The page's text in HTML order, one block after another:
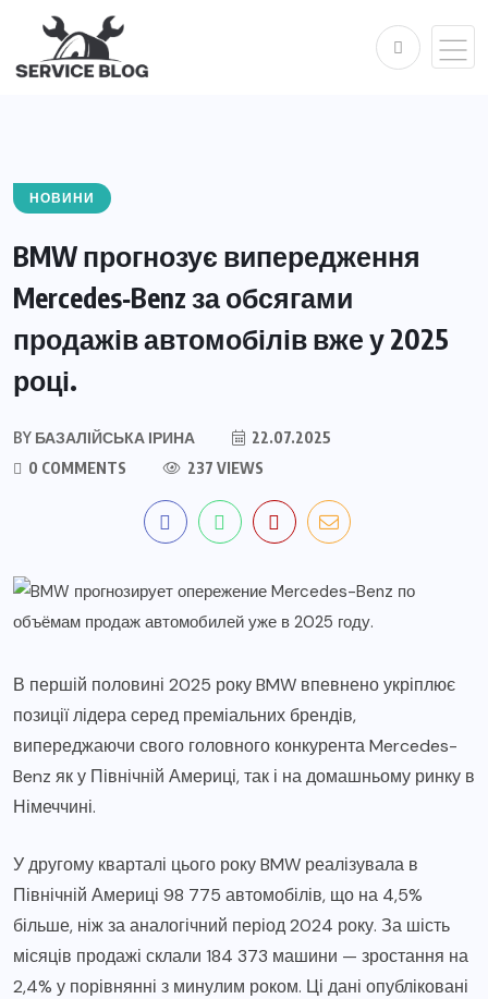
НОВИНИ
BMW прогнозує випередження
Mercedes‑Benz за обсягами
продажів автомобілів вже у 2025
році.
BY БАЗАЛІЙСЬКА ІРИНА
22.07.2025
0 COMMENTS
237 VIEWS
В першій половині 2025 року BMW впевнено укріплює
позиції лідера серед преміальних брендів,
випереджаючи свого головного конкурента Mercedes-
Benz як у Північній Америці, так і на домашньому ринку в
Німеччині.
У другому кварталі цього року BMW реалізувала в
Північній Америці 98 775 автомобілів, що на 4,5%
більше, ніж за аналогічний період 2024 року. За шість
місяців продажі склали 184 373 машини — зростання на
2,4% у порівнянні з минулим роком. Ці дані опубліковані